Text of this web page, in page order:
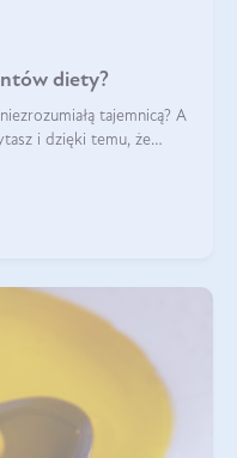
diety?
tajemnicą? A
i dzięki temu, że